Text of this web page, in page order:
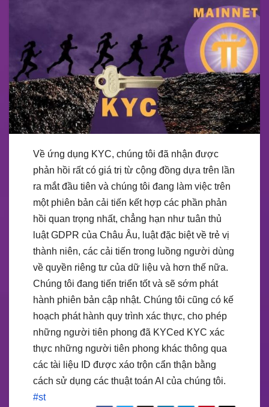
Về ứng dụng KYC, chúng tôi đã nhận được
phản hồi rất có giá trị từ cộng đồng dựa trên lần
ra mắt đầu tiên và chúng tôi đang làm việc trên
một phiên bản cải tiến kết hợp các phần phản
hồi quan trọng nhất, chẳng hạn như tuân thủ
luật GDPR của Châu Âu, luật đặc biệt về trẻ vị
thành niên, các cải tiến trong luồng người dùng
về quyền riêng tư của dữ liệu và hơn thế nữa.
Chúng tôi đang tiến triển tốt và sẽ sớm phát
hành phiên bản cập nhật. Chúng tôi cũng có kế
hoạch phát hành quy trình xác thực, cho phép
những người tiên phong đã KYCed KYC xác
thực những người tiên phong khác thông qua
các tài liệu ID được xáo trộn cẩn thận bằng
cách sử dụng các thuật toán AI của chúng tôi.
#st